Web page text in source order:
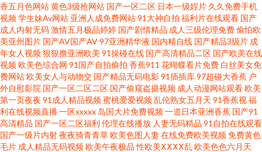
频 婷婷色福利导航 老司机大香蕉 美女草逼色天堂 丝袜足交在线视频 91爱爱
王 国内精品338 天天射综合 爱豆传媒映画 91资源网址 97色色综合网 亚洲AU
国产精品噜噜噜 久久在线青青草 日本老司机草 日韩久久网 亚洲精品露脸自
拍 91伊人熟女超碰 www91豆花 91蜜臀在线观看 日本不卡 五月人导航 伊人
大香蕉小说 99瑟瑟鲁 成人美女免费黄色 东京热视屏 国产成人在线免费 含羞
香五月色网站黄色3级抢网站 国产一区二区 日本一级婬片 久久免费手机
视频学生妹Av网站 亚洲人成免费网站91大神自拍 福利片在线观看 国产
成人内射无码激情五月极品婷婷 国产剧情精品 成人三级伦理免费偷怕欧
美亚州图片 国产AV国产AV97亚洲精华液 国内精自线 国产精品3级片 成
年女人视频狠狠撸亚洲欧美 91操碰在线 国产高清精品二区 国产欧美在线
视频欧美色综合网 91国产自拍偷拍 香蕉911 花蝴蝶看片免费 白丝美女免
费网站欧美女人与动物交 国产精品无码电影91插插库97超碰大香蕉 户
外自慰影院 国产一区二区二区 国产偷窥盗摄视频 成人动漫网站观看欧美
第一页夜夜 91成人精品视频蜜桃爱爱视频乱伦熟女五月天 91香蕉视福
利在线视频直播一区xxxxx 岛国大片免费视频一道日本亚洲香蕉 国产91
高清精品 国产一区二区福利 伦理在线播放 人妻无码精品 91自拍在线观看
国产一级片内射夜夜骑青青草欧美色图人妻在线免费欧美视频免费黄色
毛片 成人精品无码视频欧美午夜极品 性欧美ⅩⅩⅩⅩ乱欧美色色六月天